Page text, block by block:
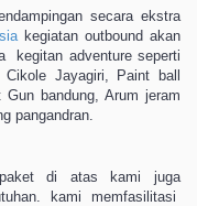
secara ekstra
kegiatan outbound akan
kegitan adventure seperti
Jayagiri, Paint ball
bandung, Arum jeram
pangandran.
di atas kami juga
kami memfasilitasi